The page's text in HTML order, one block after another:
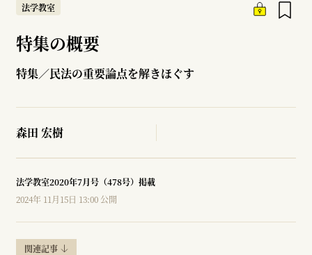
法学教室
特集の概要
特集／民法の重要論点を解きほぐす
森田 宏樹
法学教室2020年7月号（478号）掲載
2024年 11月15日 13:00 公開
関連記事